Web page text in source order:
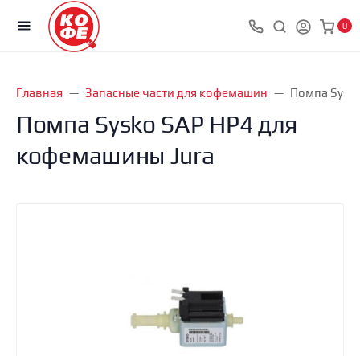
0
Главная Запасные части для кофемашин Помпа
Помпа Sysko SAP HP4 для
кофемашины Jura